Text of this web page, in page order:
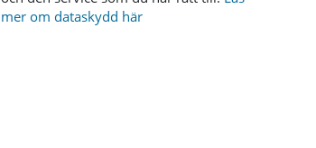
mer om dataskydd här